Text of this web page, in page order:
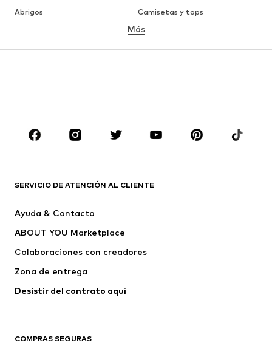
Abrigos
Camisetas y tops
Ropa interior
Faldas
Blusas y camisas
Zapatos
Deporte
Vestidos
Camisetas y tops
Chaquetas
Jerséis y punto
Ropa interior
Abrigos
Tallas grandes
Más
SERVICIO DE ATENCIÓN AL CLIENTE
Ayuda & Contacto
ABOUT YOU Marketplace
Colaboraciones con creadores
Zona de entrega
Desistir del contrato aquí
COMPRAS SEGURAS